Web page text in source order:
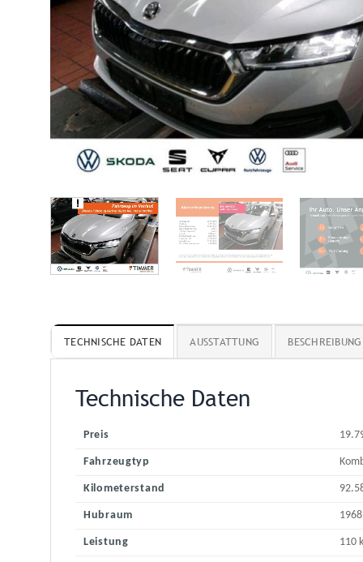
TECHNISCHE DATEN AUSSTATTUNG BESCHREIBUNG
Technische Daten
Preis
Fahrzeugtyp
Kilometerstand
Hubraum
Leistung 110